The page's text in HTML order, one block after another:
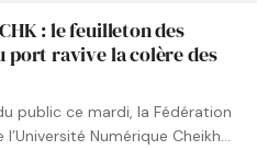
: le feuilleton des
port ravive la colère des
public ce mardi, la Fédération
Numérique Cheikh